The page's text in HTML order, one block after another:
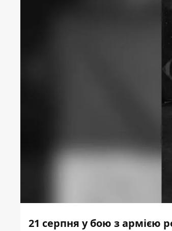
21 серпня у бою з армією